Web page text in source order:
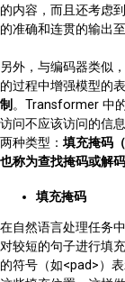
的内容，而且还考虑
的准确和连贯的输出至
另外，与编码器类似
的过程中增强模型的
制 。Transformer 中
访问不应该访问的信
两种类型： 填充掩码
也称为查找掩码或解码
填充掩码
在自然语言处理任务
对较短的句子进行填
的符号（如<pad>）